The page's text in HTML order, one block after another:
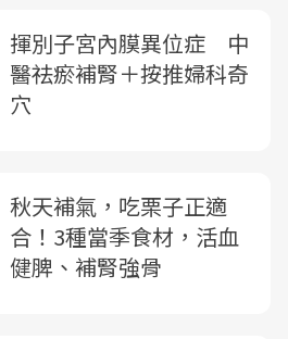
揮別子宮內膜異位症 中
醫祛瘀補腎＋按推婦科奇
穴
秋天補氣，吃栗子正適
合！3種當季食材，活血
健脾、補腎強骨